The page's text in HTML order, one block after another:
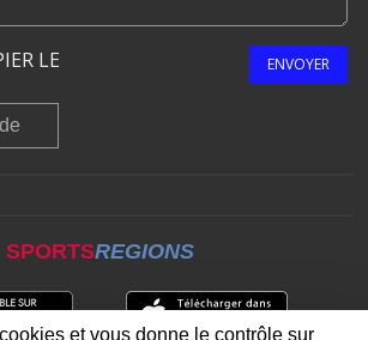
LE
ENVOYER
SPORTSREGIONS
et vous donne le contrôle sur